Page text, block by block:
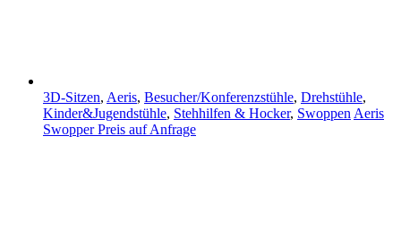
3D-Sitzen, Aeris, Besucher/Konferenzstühle, Drehstühle,
Kinder&Jugendstühle, Stehhilfen & Hocker, Swoppen Aeris
Swopper Preis auf Anfrage